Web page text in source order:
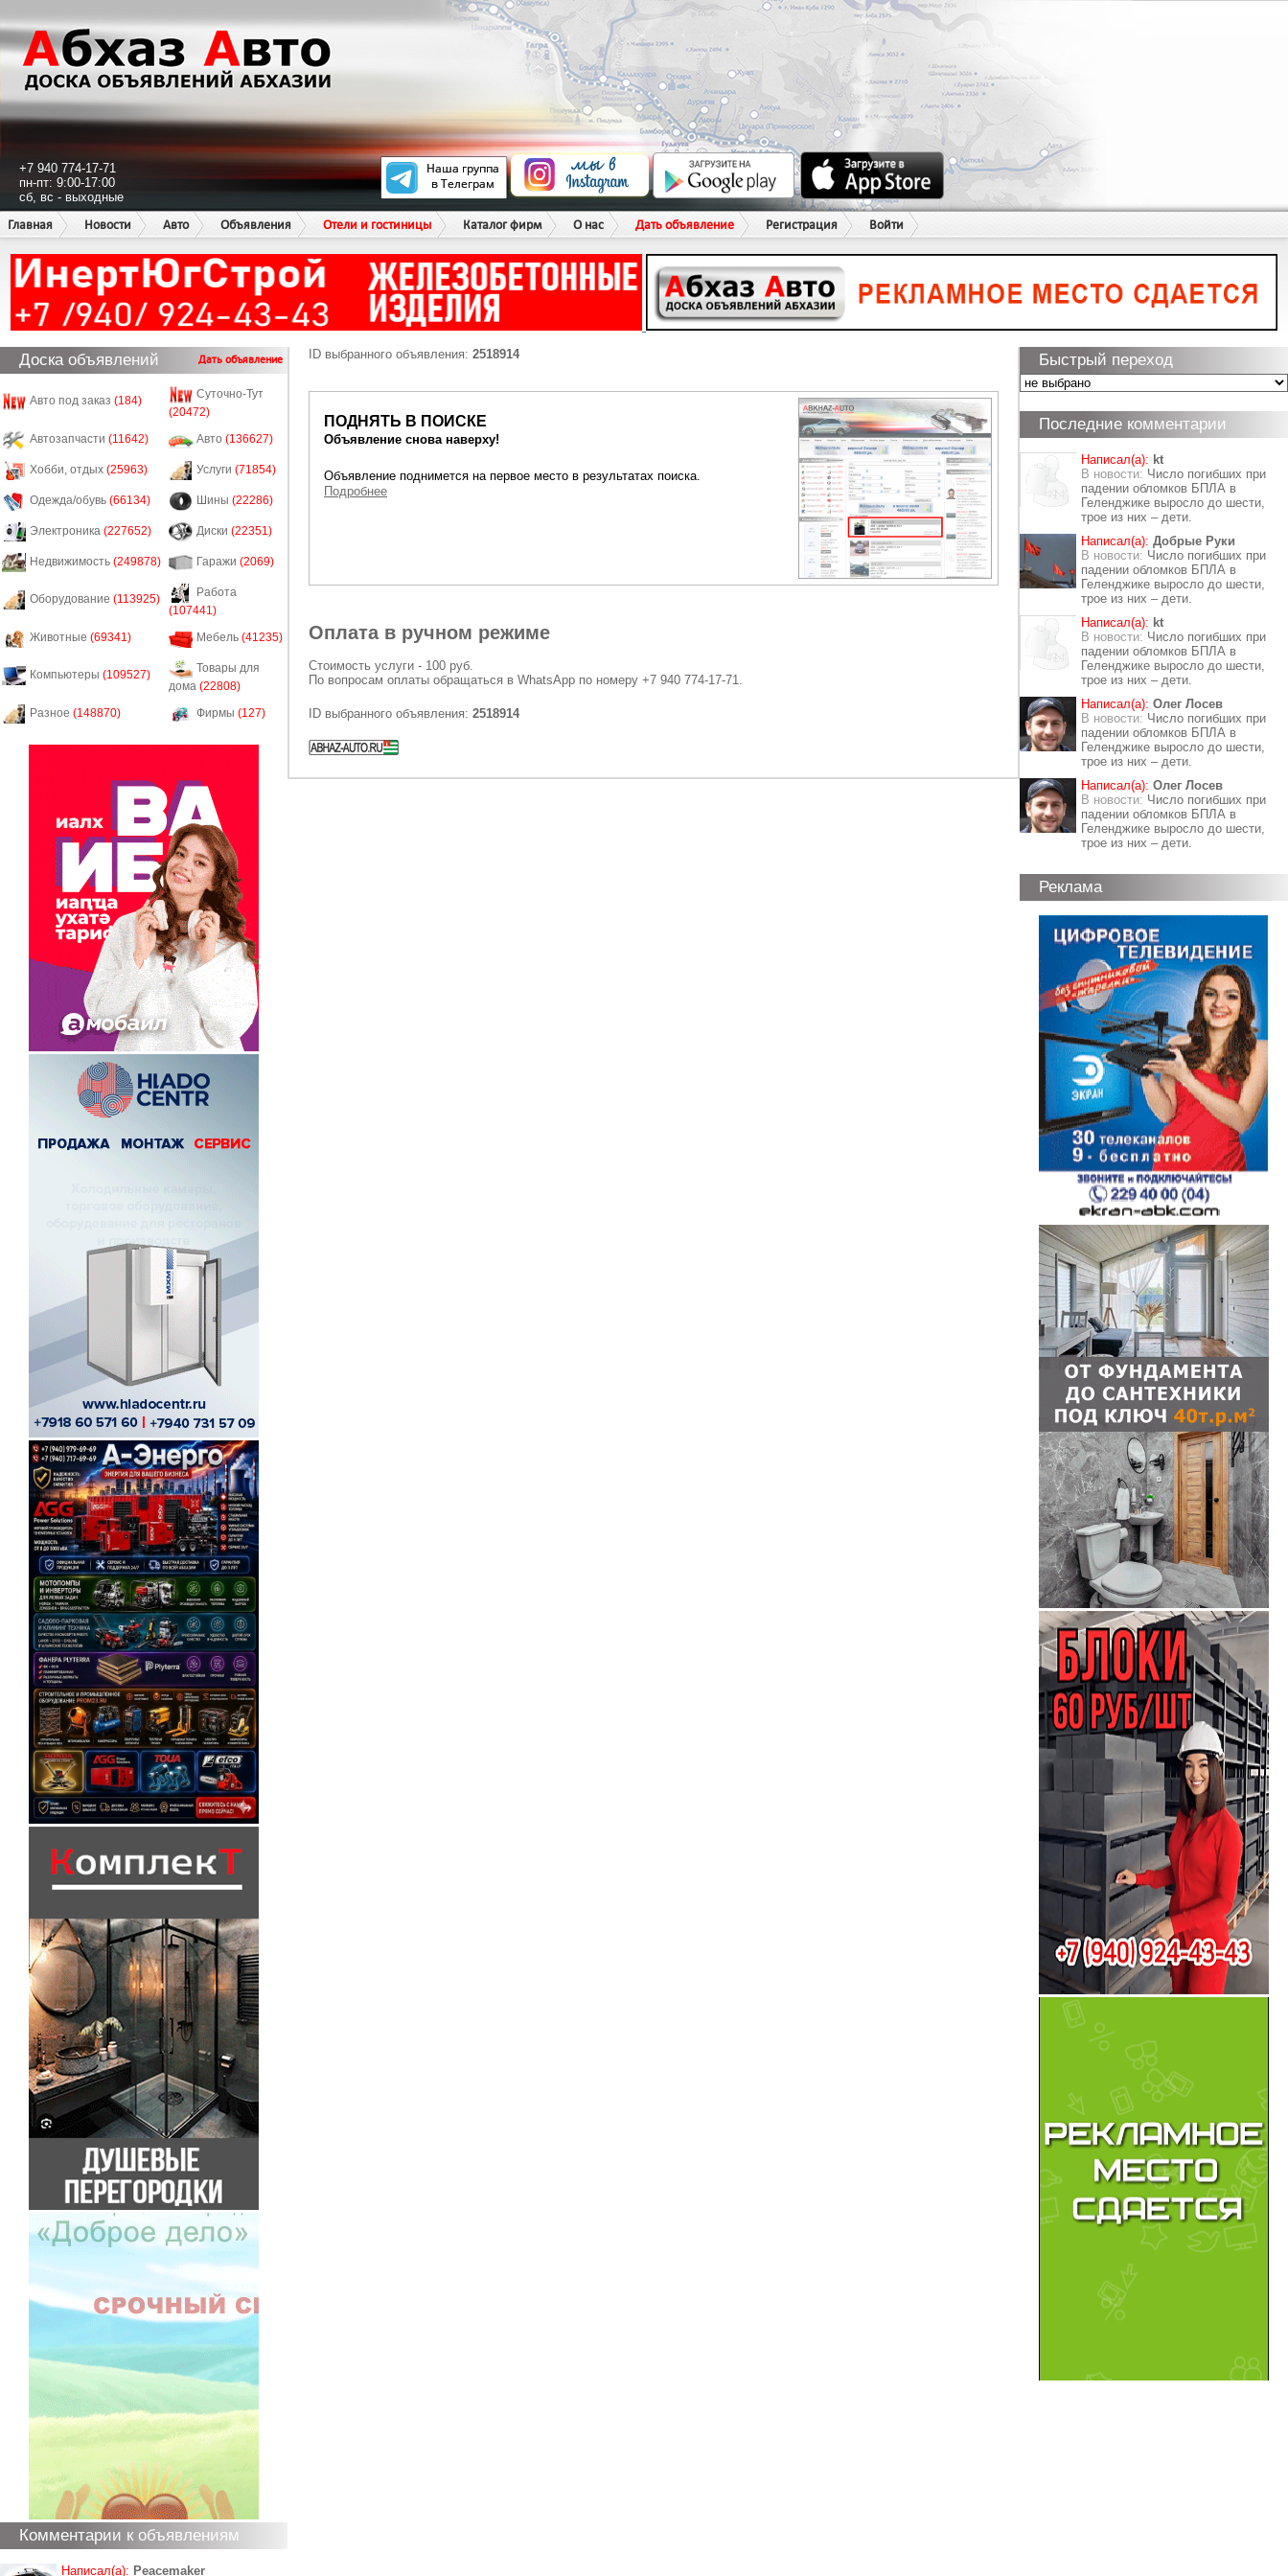
+7 940 774-17-71
пн-пт: 9:00-17:00
сб, вс - выходные
Главная
Новости Авто Объявления Отели и гостиницы Каталог фирм О нас Дать объявление Регистрация Войти
Доска объявлений Дать объявление
Авто под заказ (184)
Суточно-Тут
(20472)
Автозапчасти (11642) Авто (136627)
Хобби, отдых (25963) Услуги (71854)
Одежда/обувь (66134) Шины (22286)
Электроника (227652) Диски (22351)
Недвижимость (249878) Гаражи (2069)
Оборудование (113925)
Работа
(107441)
Животные (69341) Мебель (41235)
Компьютеры (109527)
Товары для
дома (22808)
Разное (148870) Фирмы (127)
Комментарии к объявлениям
Написал(а): Peacemaker
ID выбранного объявления: 2518914
ПОДНЯТЬ В ПОИСКЕ
Объявление снова наверху!
Объявление поднимется на первое место в результатах поиска.
Подробнее
Оплата в ручном режиме
Стоимость услуги - 100 руб.
По вопросам оплаты обращаться в WhatsApp по номеру +7 940 774-17-71.
ID выбранного объявления: 2518914
Быстрый переход
Последние комментарии
Написал(а): kt
В новости: Число погибших при
падении обломков БПЛА в
Геленджике выросло до шести,
трое из них – дети.
Написал(а): Добрые Руки
В новости: Число погибших при
падении обломков БПЛА в
Геленджике выросло до шести,
трое из них – дети.
Написал(а): kt
В новости: Число погибших при
падении обломков БПЛА в
Геленджике выросло до шести,
трое из них – дети.
Написал(а): Олег Лосев
В новости: Число погибших при
падении обломков БПЛА в
Геленджике выросло до шести,
трое из них – дети.
Написал(а): Олег Лосев
В новости: Число погибших при
падении обломков БПЛА в
Геленджике выросло до шести,
трое из них – дети.
Реклама